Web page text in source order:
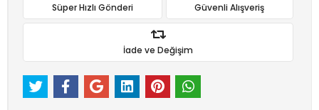
Süper Hızlı Gönderi Güvenli Alışveriş
İade ve Değişim